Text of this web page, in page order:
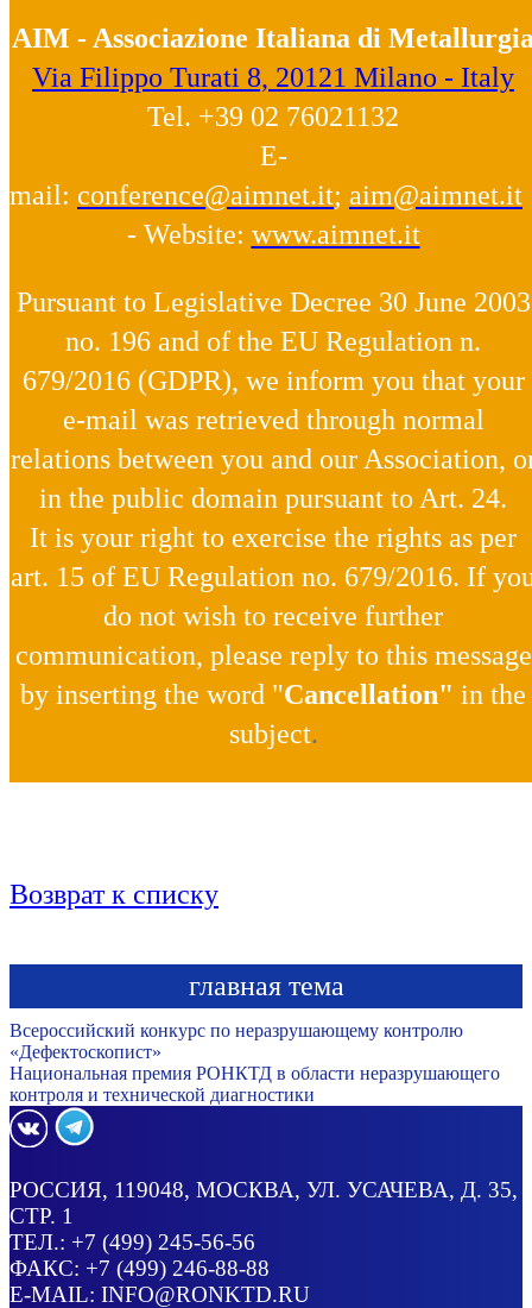
AIM - Associazione Italiana di
Via Filippo Turati 8, 20121 Milano - Italy
Tel. +39 02 76021132
E-
mail: conference@aimnet.it; aim@aimnet.it
- Website: www.aimnet.it
Pursuant to Legislative Decree 30 June 2003
no. 196 and of the EU Regulation n.
679/2016 (GDPR), we inform you that your
e-mail was retrieved through normal
relations between you and our Association,
in the public domain pursuant to Art. 24.
It is your right to exercise the rights as per
art. 15 of EU Regulation no. 679/2016. If
do not wish to receive further
communication, please reply to this message
by inserting the word "Cancellation" in the
subject.
Возврат к списку
главная тема
Всероссийский конкурс по неразрушающему контролю
«Дефектоскопист»
Национальная премия РОНКТД в области неразрушающего
контроля и технической диагностики
РОССИЯ, 119048, МОСКВА, УЛ. УСАЧЕВА, Д. 35,
СТР. 1
ТЕЛ.: +7 (499) 245-56-56
ФАКС: +7 (499) 246-88-88
E-MAIL: INFO@RONKTD.RU